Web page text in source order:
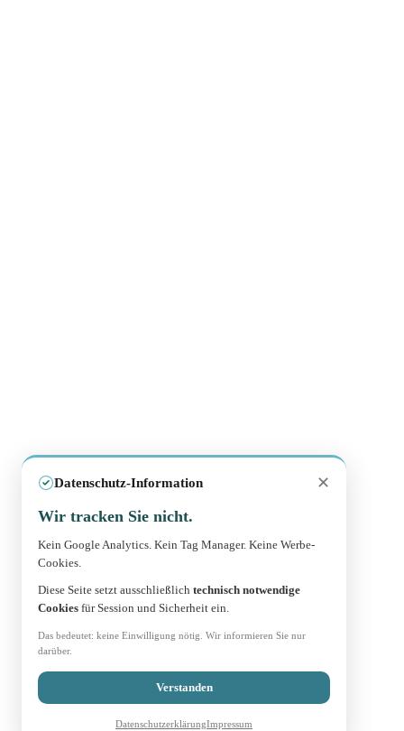
Datenschutz-Information
✕
Wir tracken Sie nicht.
Kein Google Analytics. Kein Tag Manager. Keine Werbe-
Cookies.
Diese Seite setzt ausschließlich technisch notwendige
Cookies für Session und Sicherheit ein.
Das bedeutet: keine Einwilligung nötig. Wir informieren Sie nur
darüber.
Verstanden
DatenschutzerklärungImpressum